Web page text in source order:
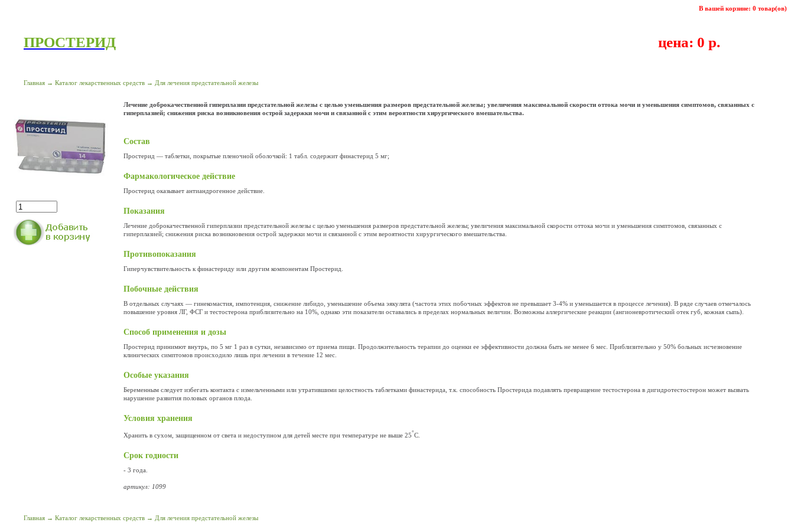
В вашей корзине: 0 товар(ов)
ПРОСТЕРИД цена: 0 р.
Главная → Каталог лекарственных средств → Для лечения предстательной железы
Лечение доброкачественной гиперплазии предстательной железы с целью уменьшения размеров предстательной железы; увеличения максимальной скорости оттока мочи и уменьшения симптомов, связанных с
гиперплазией; снижения риска возникновения острой задержки мочи и связанной с этим вероятности хирургического вмешательства.
Состав
Простерид — таблетки, покрытые пленочной оболочкой: 1 табл. содержит финастерид 5 мг;
Фармакологическое действие
Простерид оказывает антиандрогенное действие.
Показания
Лечение доброкачественной гиперплазии предстательной железы с целью уменьшения размеров предстательной железы; увеличения максимальной скорости оттока мочи и уменьшения симптомов, связанных с
гиперплазией; снижения риска возникновения острой задержки мочи и связанной с этим вероятности хирургического вмешательства.
Противопоказания
Гиперчувствительность к финастериду или другим компонентам Простерид.
Побочные действия
В отдельных случаях — гинекомастия, импотенция, снижение либидо, уменьшение объема эякулята (частота этих побочных эффектов не превышает 3-4% и уменьшается в процессе лечения). В ряде случаев отмечалось
повышение уровня ЛГ, ФСГ и тестостерона приблизительно на 10%, однако эти показатели оставались в пределах нормальных величин. Возможны аллергические реакции (ангионевротический отек губ, кожная сыпь).
Способ применения и дозы
Простерид принимют внутрь, по 5 мг 1 раз в сутки, независимо от приема пищи. Продолжительность терапии до оценки ее эффективности должна быть не менее 6 мес. Приблизительно у 50% больных исчезновение
клинических симптомов происходило лишь при лечении в течение 12 мес.
Особые указания
Беременным следует избегать контакта с измельченными или утратившими целостность таблетками финастерида, т.к. способность Простерида подавлять превращение тестостерона в дигидротестостерон может вызвать
нарушение развития половых органов плода.
Условия хранения
Хранить в сухом, защищенном от света и недоступном для детей месте при температуре не выше 25°C.
Срок годности
- 3 года.
артикул: 1099
Главная → Каталог лекарственных средств → Для лечения предстательной железы